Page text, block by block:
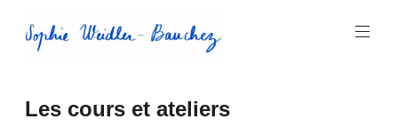
au
contenu
Sophie
Weidler-
Les cours et ateliers